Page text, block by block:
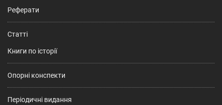
Реферати
Статті
Книги по історії
Опорні конспекти
Періодичні видання